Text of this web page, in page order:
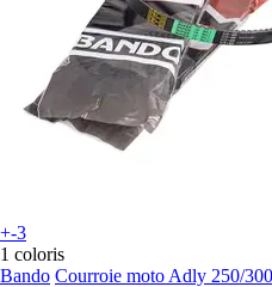
+-3
1 coloris
Bando Courroie moto Adly 250/